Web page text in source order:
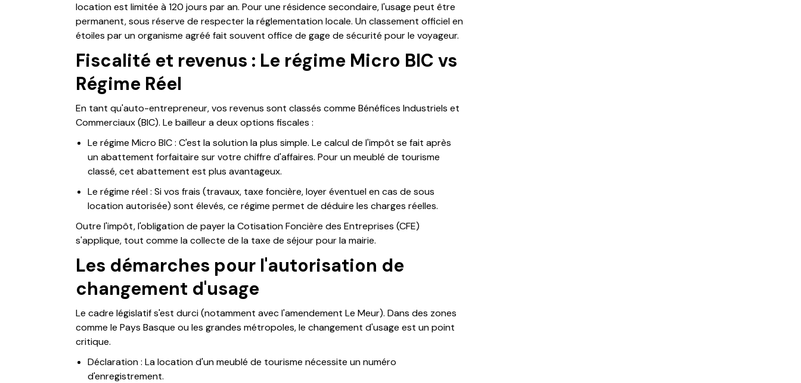
location est limitée à 120 jours par an. Pour une résidence secondaire, l'usage peut être
permanent, sous réserve de respecter la réglementation locale. Un classement officiel en
étoiles par un organisme agréé fait souvent office de gage de sécurité pour le voyageur.
Fiscalité et revenus : Le régime Micro BIC vs
Régime Réel
En tant qu'auto-entrepreneur, vos revenus sont classés comme Bénéfices Industriels et
Commerciaux (BIC). Le bailleur a deux options fiscales :
Le régime Micro BIC : C'est la solution la plus simple. Le calcul de l'impôt se fait après
un abattement forfaitaire sur votre chiffre d'affaires. Pour un meublé de tourisme
classé, cet abattement est plus avantageux.
Le régime réel : Si vos frais (travaux, taxe foncière, loyer éventuel en cas de sous
location autorisée) sont élevés, ce régime permet de déduire les charges réelles.
Outre l'impôt, l'obligation de payer la Cotisation Foncière des Entreprises (CFE)
s'applique, tout comme la collecte de la taxe de séjour pour la mairie.
Les démarches pour l'autorisation de
changement d'usage
Le cadre législatif s'est durci (notamment avec l'amendement Le Meur). Dans des zones
comme le Pays Basque ou les grandes métropoles, le changement d'usage est un point
critique.
Déclaration : La location d'un meublé de tourisme nécessite un numéro
d'enregistrement.